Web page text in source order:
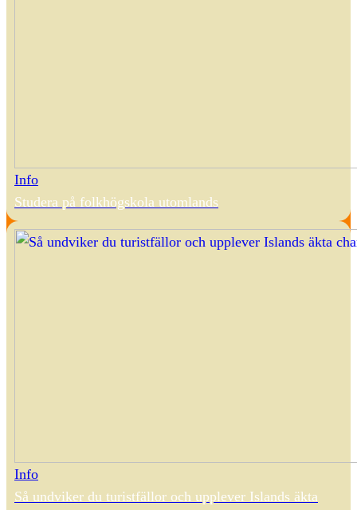
Info
Studera på folkhögskola utomlands
Info
Så undviker du turistfällor och upplever Islands äkta